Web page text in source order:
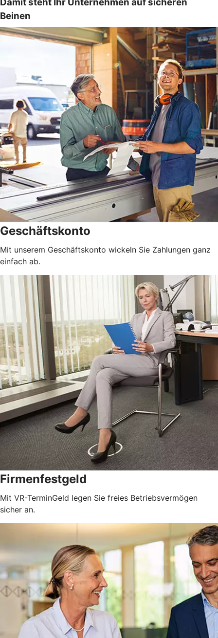
Beinen
Geschäftskonto
Mit unserem Geschäftskonto wickeln Sie Zahlungen ganz
einfach ab.
Firmenfestgeld
Mit VR-TerminGeld legen Sie freies Betriebsvermögen
sicher an.